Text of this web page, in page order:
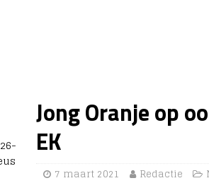
Jong Oranje op
EK
7 maart 2021 Redactie